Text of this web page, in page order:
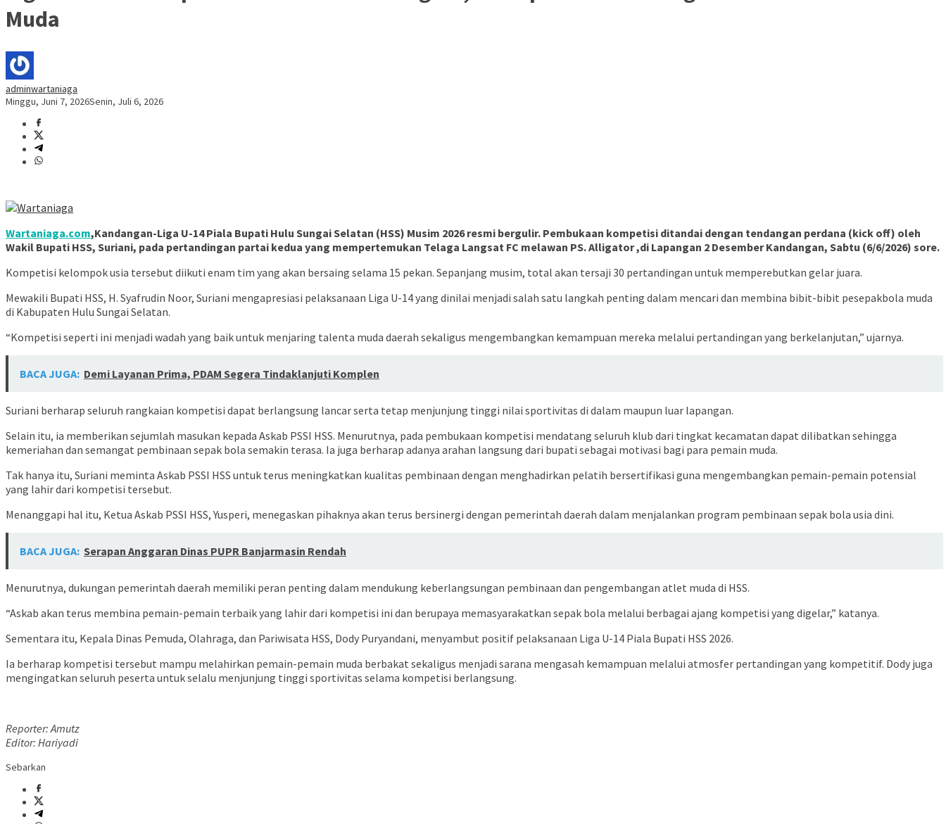
Muda
adminwartaniaga
Minggu, Juni 7, 2026Senin, Juli 6, 2026
Wartaniaga.com,Kandangan-Liga U-14 Piala Bupati Hulu Sungai Selatan (HSS) Musim 2026 resmi bergulir. Pembukaan kompetisi ditandai dengan tendangan perdana (kick off) oleh
Wakil Bupati HSS, Suriani, pada pertandingan partai kedua yang mempertemukan Telaga Langsat FC melawan PS. Alligator ,di Lapangan 2 Desember Kandangan, Sabtu (6/6/2026) sore.
Kompetisi kelompok usia tersebut diikuti enam tim yang akan bersaing selama 15 pekan. Sepanjang musim, total akan tersaji 30 pertandingan untuk memperebutkan gelar juara.
Mewakili Bupati HSS, H. Syafrudin Noor, Suriani mengapresiasi pelaksanaan Liga U-14 yang dinilai menjadi salah satu langkah penting dalam mencari dan membina bibit-bibit pesepakbola muda
di Kabupaten Hulu Sungai Selatan.
“Kompetisi seperti ini menjadi wadah yang baik untuk menjaring talenta muda daerah sekaligus mengembangkan kemampuan mereka melalui pertandingan yang berkelanjutan,” ujarnya.
BACA JUGA: Demi Layanan Prima, PDAM Segera Tindaklanjuti Komplen
Suriani berharap seluruh rangkaian kompetisi dapat berlangsung lancar serta tetap menjunjung tinggi nilai sportivitas di dalam maupun luar lapangan.
Selain itu, ia memberikan sejumlah masukan kepada Askab PSSI HSS. Menurutnya, pada pembukaan kompetisi mendatang seluruh klub dari tingkat kecamatan dapat dilibatkan sehingga
kemeriahan dan semangat pembinaan sepak bola semakin terasa. Ia juga berharap adanya arahan langsung dari bupati sebagai motivasi bagi para pemain muda.
Tak hanya itu, Suriani meminta Askab PSSI HSS untuk terus meningkatkan kualitas pembinaan dengan menghadirkan pelatih bersertifikasi guna mengembangkan pemain-pemain potensial
yang lahir dari kompetisi tersebut.
Menanggapi hal itu, Ketua Askab PSSI HSS, Yusperi, menegaskan pihaknya akan terus bersinergi dengan pemerintah daerah dalam menjalankan program pembinaan sepak bola usia dini.
BACA JUGA: Serapan Anggaran Dinas PUPR Banjarmasin Rendah
Menurutnya, dukungan pemerintah daerah memiliki peran penting dalam mendukung keberlangsungan pembinaan dan pengembangan atlet muda di HSS.
“Askab akan terus membina pemain-pemain terbaik yang lahir dari kompetisi ini dan berupaya memasyarakatkan sepak bola melalui berbagai ajang kompetisi yang digelar,” katanya.
Sementara itu, Kepala Dinas Pemuda, Olahraga, dan Pariwisata HSS, Dody Puryandani, menyambut positif pelaksanaan Liga U-14 Piala Bupati HSS 2026.
Ia berharap kompetisi tersebut mampu melahirkan pemain-pemain muda berbakat sekaligus menjadi sarana mengasah kemampuan melalui atmosfer pertandingan yang kompetitif. Dody juga
mengingatkan seluruh peserta untuk selalu menjunjung tinggi sportivitas selama kompetisi berlangsung.
Reporter: Amutz
Editor: Hariyadi
Sebarkan